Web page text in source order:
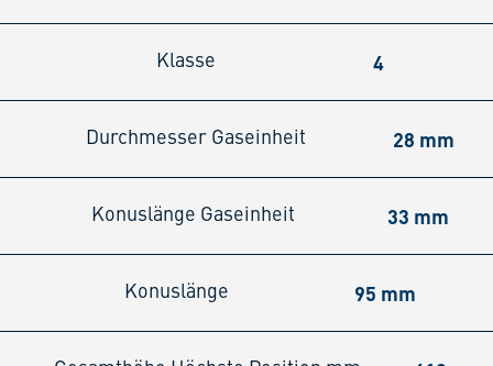
Klasse 4
Durchmesser Gaseinheit 28 mm
Konuslänge Gaseinheit 33 mm
Konuslänge 95 mm